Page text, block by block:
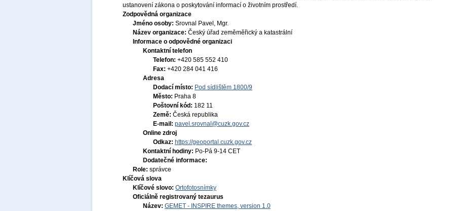
ustanovení zákona o poskytování informací o životním prostředí.
Zodpovědná organizace
Jméno osoby: Srovnal Pavel, Mgr.
Název organizace: Český úřad zeměměřický a katastrální
Informace o odpovědné organizaci
Kontaktní telefon
Telefon: +420 585 552 410
Fax: +420 284 041 416
Adresa
Dodací místo: Pod sídlištěm 1800/9
Město: Praha 8
Poštovní kód: 182 11
Země: Česká republika
E-mail: pavel.srovnal@cuzk.gov.cz
Online zdroj
Odkaz: https://geoportal.cuzk.gov.cz
Kontaktní hodiny: Po-Pá 9-14 CET
Dodatečné informace:
Role: správce
Klíčová slova
Klíčové slovo: Ortofotosnímky
Oficiálně registrovaný tezaurus
Název: GEMET - INSPIRE themes, version 1.0